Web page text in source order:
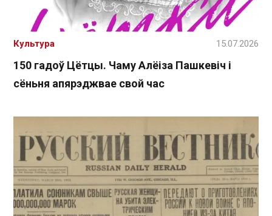
150 гадоў Цётцы. Чаму Алёіза Пашкевіч і
сёньня апярэджвае свой час
Культура 15.07.2026